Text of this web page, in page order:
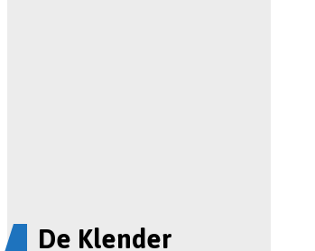
De Klender